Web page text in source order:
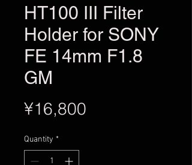
HT100 III Filter
Holder for SONY
FE 14mm F1.8
GM
¥16,800
Quantity *